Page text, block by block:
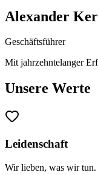
Alexander
Geschäftsführer
Mit jahrzehntelanger
Unsere Werte
Leidenschaft
Wir lieben, was wir tun.